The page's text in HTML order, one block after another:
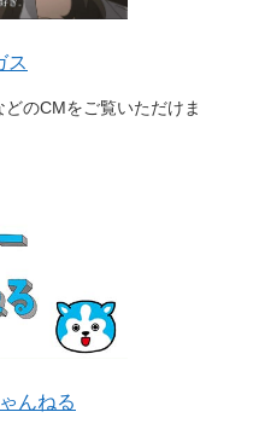
ス
のCMをご覧いただけま
んねる